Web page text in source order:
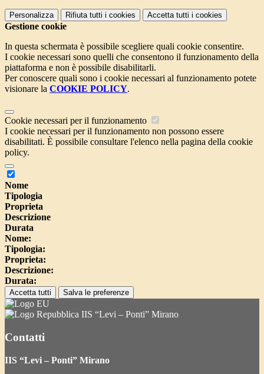
Personalizza Rifiuta tutti i cookies Accetta tutti i cookies
Gestione cookie
In questa schermata è possibile scegliere quali cookie consentire.
I cookie necessari sono quelli che consentono il funzionamento della
piattaforma e non è possibile disabilitarli.
Per conoscere quali sono i cookie necessari al funzionamento potete
visionare la COOKIE POLICY.
Cookie necessari per il funzionamento
I cookie necessari per il funzionamento non possono essere
disabilitati. È possibile consultare l'elenco nella pagina della cookie
policy.
Nome
Tipologia
Proprieta
Descrizione
Durata
Nome:
Tipologia:
Proprieta:
Descrizione:
Durata:
Accetta tutti Salva le preferenze
IIS “Levi – Ponti” Mirano
Contatti
IIS “Levi – Ponti” Mirano